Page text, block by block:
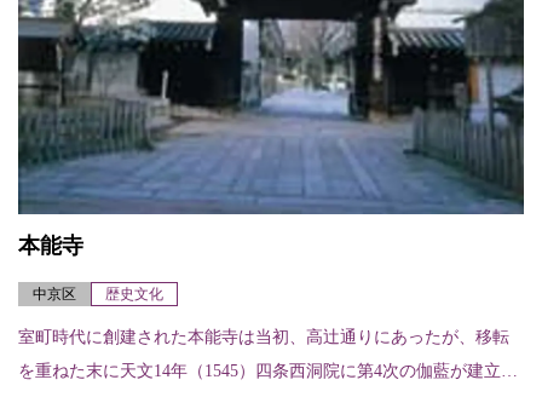
本能寺
中京区 歴史文化
室町時代に創建された本能寺は当初、高辻通りにあったが、移転
を重ねた末に天文14年（1545）四条西洞院に第4次の伽藍が建立さ